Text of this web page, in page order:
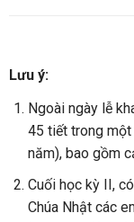
Lưu ý:
Ngoài ngày lễ
45 tiết trong
năm), bao gồm
Cuối học kỳ II,
Chúa Nhật các